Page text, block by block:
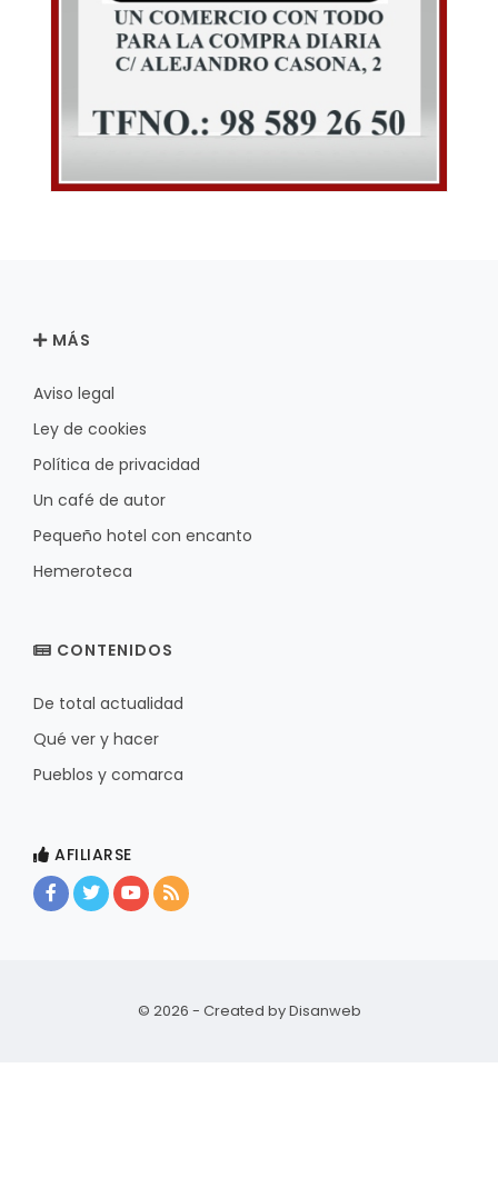
MÁS
Aviso legal
Ley de cookies
Política de privacidad
Un café de autor
Pequeño hotel con encanto
Hemeroteca
CONTENIDOS
De total actualidad
Qué ver y hacer
Pueblos y comarca
AFILIARSE
© 2026 - Created byDisanweb